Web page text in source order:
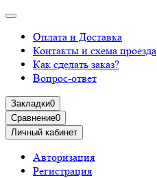
Оплата и Доставка
Контакты и схема проезда
Как сделать заказ?
Вопрос-ответ
Закладки0
Сравнение0
Личный кабинет
Авторизация
Регистрация